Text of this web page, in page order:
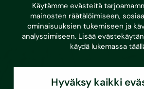
Käytämme evästeitä
mainosten räätälöimiseen,
ominaisuuksien tukemiseen ja
analysoimiseen. Lisää
käydä lukemassa
Hyväksy kaikki